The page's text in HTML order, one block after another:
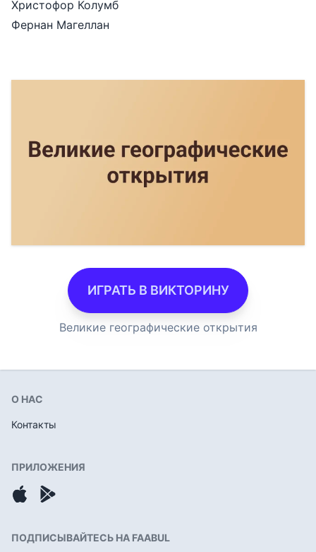
Христофор Колумб
Фернан Магеллан
ИГРАТЬ В ВИКТОРИНУ
Великие географические открытия
О НАС
Контакты
ПРИЛОЖЕНИЯ
ПОДПИСЫВАЙТЕСЬ НА FAABUL